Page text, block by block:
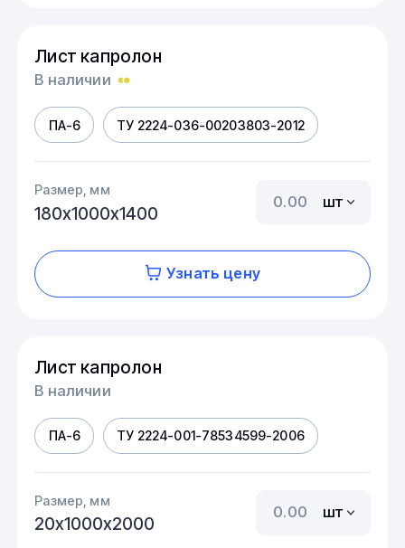
Лист капролон
В наличии
ПА-6 ТУ 2224-036-00203803-2012
Размер, мм
180х1000х1400
шт
Узнать цену
Лист капролон
В наличии
ПА-6 ТУ 2224-001-78534599-2006
Размер, мм
20х1000х2000
шт